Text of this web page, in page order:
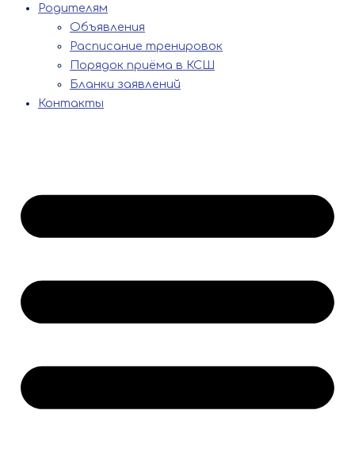
Родителям
Объявления
Расписание тренировок
Порядок приёма в КСШ
Бланки заявлений
Контакты